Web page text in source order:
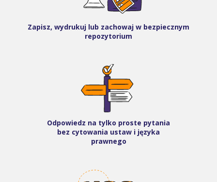
Zapisz, wydrukuj lub zachowaj w bezpiecznym
repozytorium
Odpowiedz na tylko proste pytania
bez cytowania ustaw i języka
prawnego